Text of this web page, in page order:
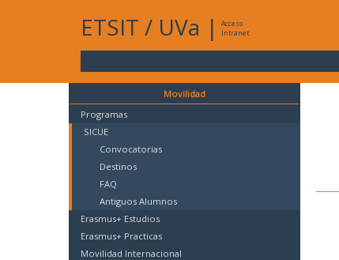
ETSIT / UVa |
Acceso
Intranet
Movilidad
Programas
SICUE
Convocatorias
Destinos
FAQ
Antiguos Alumnos
Erasmus+ Estudios
Erasmus+ Practicas
Movilidad Internacional